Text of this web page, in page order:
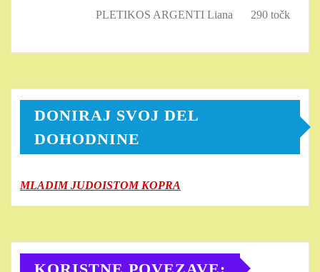
PLETIKOS ARGENTI Liana 290 točk
DONIRAJ SVOJ DEL
DOHODNINE
MLADIM JUDOISTOM KOPRA